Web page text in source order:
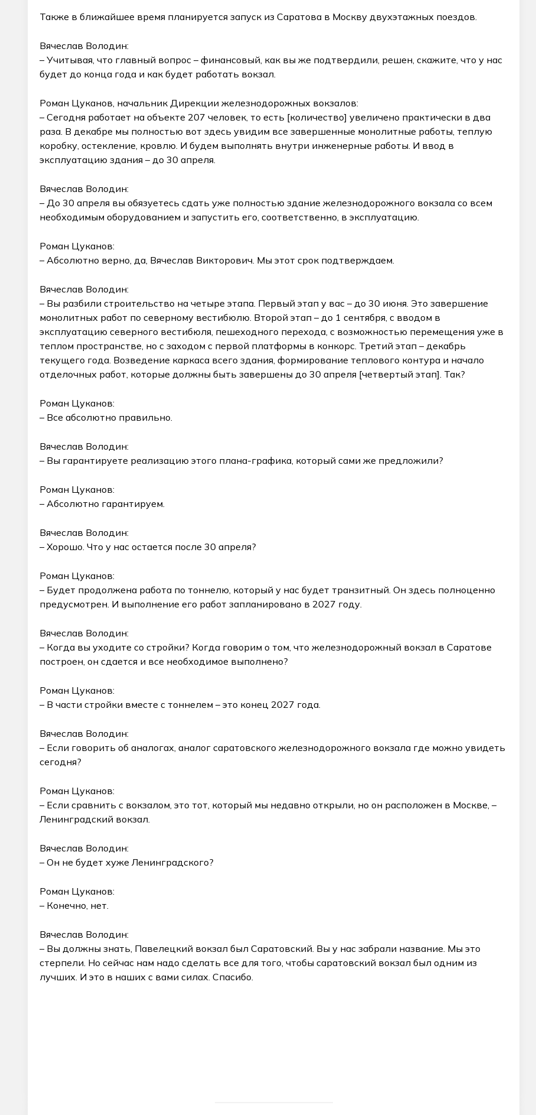
Также в ближайшее время планируется запуск из Саратова в Москву двухэтажных поездов.
Вячеслав Володин:
– Учитывая, что главный вопрос – финансовый, как вы же подтвердили, решен, скажите, что у нас
будет до конца года и как будет работать вокзал.
Роман Цуканов, начальник Дирекции железнодорожных вокзалов:
– Сегодня работает на объекте 207 человек, то есть [количество] увеличено практически в два
раза. В декабре мы полностью вот здесь увидим все завершенные монолитные работы, теплую
коробку, остекление, кровлю. И будем выполнять внутри инженерные работы. И ввод в
эксплуатацию здания – до 30 апреля.
Вячеслав Володин:
– До 30 апреля вы обязуетесь сдать уже полностью здание железнодорожного вокзала со всем
необходимым оборудованием и запустить его, соответственно, в эксплуатацию.
Роман Цуканов:
– Абсолютно верно, да, Вячеслав Викторович. Мы этот срок подтверждаем.
Вячеслав Володин:
– Вы разбили строительство на четыре этапа. Первый этап у вас – до 30 июня. Это завершение
монолитных работ по северному вестибюлю. Второй этап – до 1 сентября, с вводом в
эксплуатацию северного вестибюля, пешеходного перехода, с возможностью перемещения уже в
теплом пространстве, но с заходом с первой платформы в конкорс. Третий этап – декабрь
текущего года. Возведение каркаса всего здания, формирование теплового контура и начало
отделочных работ, которые должны быть завершены до 30 апреля [четвертый этап]. Так?
Роман Цуканов:
– Все абсолютно правильно.
Вячеслав Володин:
– Вы гарантируете реализацию этого плана-графика, который сами же предложили?
Роман Цуканов:
– Абсолютно гарантируем.
Вячеслав Володин:
– Хорошо. Что у нас остается после 30 апреля?
Роман Цуканов:
– Будет продолжена работа по тоннелю, который у нас будет транзитный. Он здесь полноценно
предусмотрен. И выполнение его работ запланировано в 2027 году.
Вячеслав Володин:
– Когда вы уходите со стройки? Когда говорим о том, что железнодорожный вокзал в Саратове
построен, он сдается и все необходимое выполнено?
Роман Цуканов:
– В части стройки вместе с тоннелем – это конец 2027 года.
Вячеслав Володин:
– Если говорить об аналогах, аналог саратовского железнодорожного вокзала где можно увидеть
сегодня?
Роман Цуканов:
– Если сравнить с вокзалом, это тот, который мы недавно открыли, но он расположен в Москве, –
Ленинградский вокзал.
Вячеслав Володин:
– Он не будет хуже Ленинградского?
Роман Цуканов:
– Конечно, нет.
Вячеслав Володин:
– Вы должны знать, Павелецкий вокзал был Саратовский. Вы у нас забрали название. Мы это
стерпели. Но сейчас нам надо сделать все для того, чтобы саратовский вокзал был одним из
лучших. И это в наших с вами силах. Спасибо.